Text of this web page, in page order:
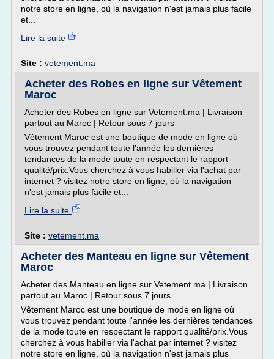
notre store en ligne, où la navigation n'est jamais plus facile
et...
Lire la suite
Site : vetement.ma
Acheter des Robes en ligne sur Vêtement
Maroc
Acheter des Robes en ligne sur Vetement.ma | Livraison
partout au Maroc | Retour sous 7 jours
Vêtement Maroc est une boutique de mode en ligne où
vous trouvez pendant toute l'année les dernières
tendances de la mode toute en respectant le rapport
qualité/prix.Vous cherchez à vous habiller via l'achat par
internet ? visitez notre store en ligne, où la navigation
n'est jamais plus facile et...
Lire la suite
Site : vetement.ma
Acheter des Manteau en ligne sur Vêtement
Maroc
Acheter des Manteau en ligne sur Vetement.ma | Livraison
partout au Maroc | Retour sous 7 jours
Vêtement Maroc est une boutique de mode en ligne où
vous trouvez pendant toute l'année les dernières tendances
de la mode toute en respectant le rapport qualité/prix.Vous
cherchez à vous habiller via l'achat par internet ? visitez
notre store en ligne, où la navigation n'est jamais plus